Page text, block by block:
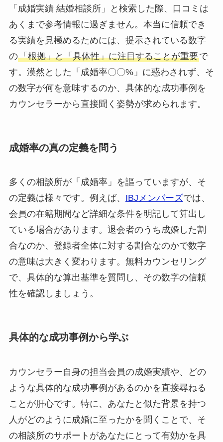
「成婚実績 結婚相談所」と検索した際、口コミは
あくまで参考情報に過ぎません。本当に信頼でき
る実績を見極めるためには、提示されている数字
の「根拠」と「具体性」に注目することが重要で
す。漠然とした「成婚率〇〇%」に惑わされず、そ
の数字が何を意味するのか、具体的な成功事例を
カウンセラーから直接聞く姿勢が求められます。
成婚率の真の定義を問う
多くの相談所が「成婚率」を謳っていますが、そ
の定義は様々です。例えば、 IBJメンバーズでは、
会員の在籍期間など詳細な条件を明記して算出し
ている場合があります。退会者のうち成婚した割
合なのか、登録者全体に対する割合なのかで数字
の意味は大きく変わります。無料カウンセリング
で、具体的な算出基準を質問し、その数字の信頼
性を確認しましょう。
具体的な成功事例から学ぶ
カウンセラー自身の担当会員の成婚実績や、どの
ような具体的な成功事例があるのかを直接尋ねる
ことが肝心です。特に、あなたと似た背景を持つ
人がどのように成婚に至ったかを聞くことで、そ
の相談所のサポートがあなたにとって有効かを具